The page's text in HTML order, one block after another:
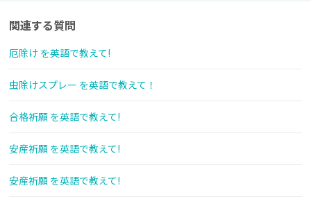
関連する質問
厄除け を英語で教えて!
虫除けスプレー を英語で教えて！
合格祈願 を英語で教えて!
安産祈願 を英語で教えて!
安産祈願 を英語で教えて!